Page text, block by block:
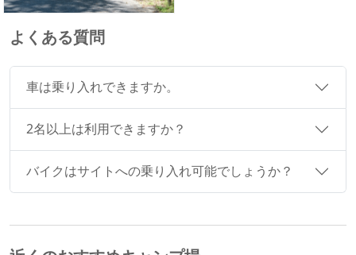
よくある質問
車は乗り入れできますか。
2名以上は利用できますか？
バイクはサイトへの乗り入れ可能でしょうか？